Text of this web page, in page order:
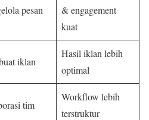
pesan
& engagement
kuat
iklan
Hasil iklan lebih
optimal
tim
Workflow lebih
terstruktur